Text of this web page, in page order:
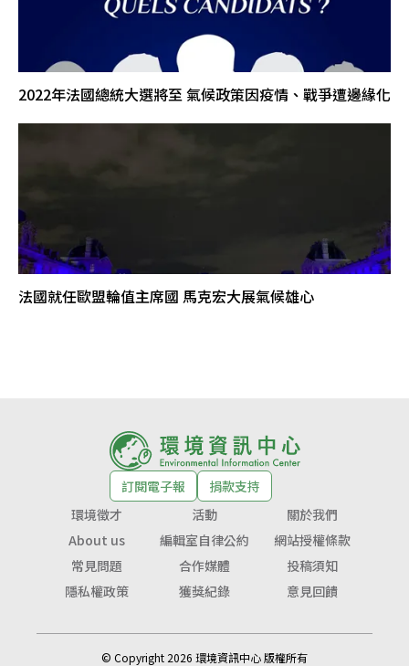
2022年法國總統大選將至 氣候政策因疫情、戰爭遭邊緣化
法國就任歐盟輪值主席國 馬克宏大展氣候雄心
訂閱電子報
捐款支持
環境徵才
活動
關於我們
About us
編輯室自律公約
網站授權條款
常見問題
合作媒體
投稿須知
隱私權政策
獲獎紀錄 意見回饋
© Copyright 2026 環境資訊中心 版權所有